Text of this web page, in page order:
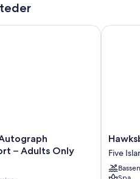
– Adults Only
Collection All-
Resort
Antigua
Five
Five